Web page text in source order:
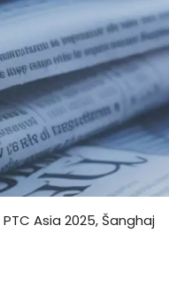
PTC Asia 2025, Šanghaj